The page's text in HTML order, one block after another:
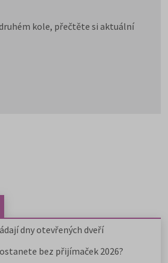
kole, přečtěte si aktuální
dny otevřených dveří
bez přijímaček 2026?